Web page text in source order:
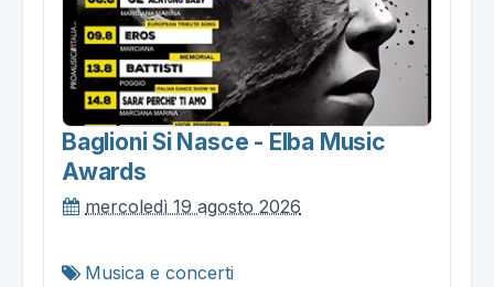
Baglioni Si Nasce - Elba Music
Awards
mercoledì 19 agosto 2026
Musica e concerti